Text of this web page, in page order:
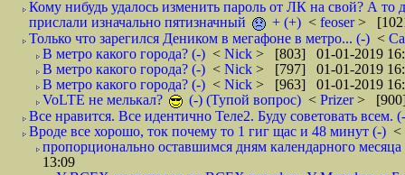
Кому нибудь удалось изменить пароль от ЛК на свой? А то
прислали изначально пятизначный
+ (+) < feoser>
Только что зарегился Деником в мегафоне в метро... (-) <
В метро какого города? (-) < Nick > [803] 01-01-2019
В метро какого города? (-) < Nick > [797] 01-01-2019
В метро какого города? (-) < Nick > [963] 01-01-2019
VoLTE не мелькал?
(-) (Тупой вопрос) < Prizer>
Все нравится. Все идентично Теле2. Буду советовать всем.
Вроде все хорошо, ток почему то 1 гиг щас и 48 минут (-) <
пропорционально оставшимся дням календарного
13:09